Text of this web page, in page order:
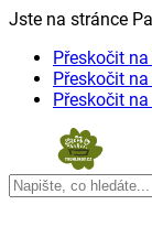
Jste na stránce
Přeskočit
Přeskočit
Přeskočit